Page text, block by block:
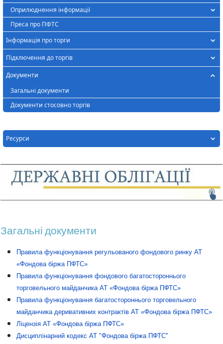
Оприлюднення інформації
Преса про ПФТС
Інформація про торги
Підключення до торгів
Документи
Загальні документи
Документи стосовно торгів
Ресурси
Загальні документи
Правила функціонування регульованого фондового ринку АТ
«Фондова біржа ПФТС»
Правила функціонування фондового багатостороннього
торговельного майданчика АТ «Фондова біржа ПФТС»
Правила функціонування багатостороннього торговельного
майданчика деривативних контрактів АТ «Фондова біржа ПФТС»
Ліцензія АТ «Фондова біржа ПФТС»
Дисциплінарний кодекс АТ "Фондова біржа ПФТС"